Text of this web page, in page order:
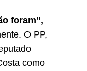
foram”,
O PP,
como